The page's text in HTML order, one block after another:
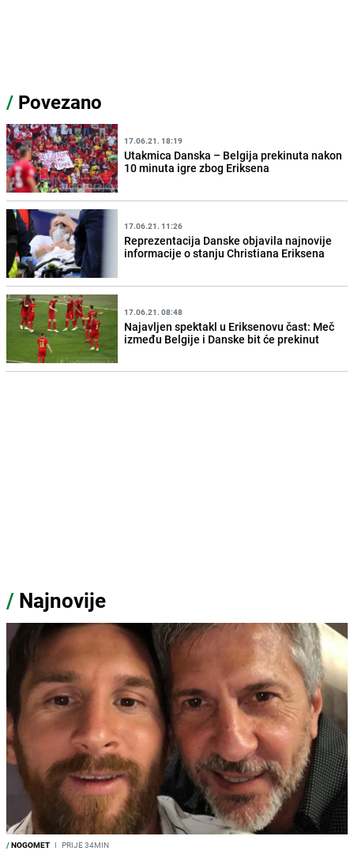
/ Povezano
17.06.21. 18:19
Utakmica Danska – Belgija prekinuta nakon
10 minuta igre zbog Eriksena
17.06.21. 11:26
Reprezentacija Danske objavila najnovije
informacije o stanju Christiana Eriksena
17.06.21. 08:48
Najavljen spektakl u Eriksenovu čast: Meč
između Belgije i Danske bit će prekinut
/ Najnovije
/NOGOMET I PRIJE 34MIN